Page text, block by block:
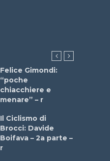
Felice Gimondi:
“poche
chiacchiere e
menare” – r
Il Ciclismo di
Brocci: Davide
Boifava – 2a parte –
r